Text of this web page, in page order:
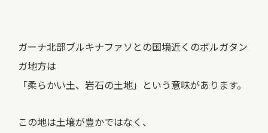
ガーナ北部ブルキナファソとの国境近くのボルガタン
ガ地方は
「柔らかい土、岩石の土地」という意味があります。
この地は土壌が豊かではなく、